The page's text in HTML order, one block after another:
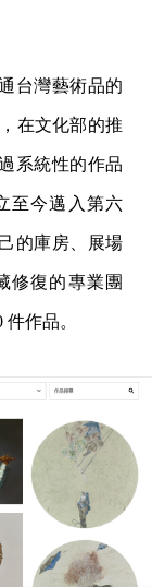
台灣藝術品的
在文化部的推
系統性的作品
至今邁入第六
的庫房、展場
修復的專業團
作品。